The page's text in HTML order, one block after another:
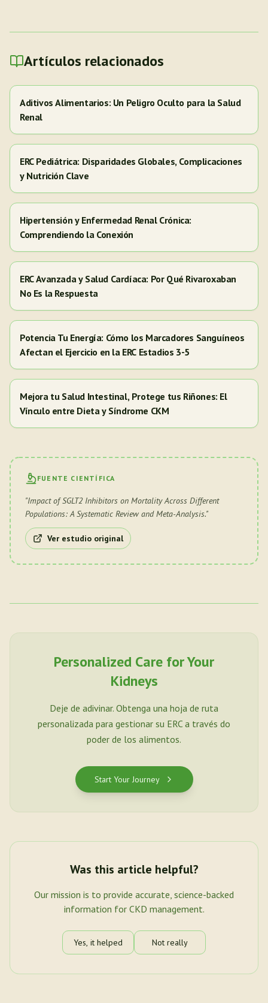
Artículos relacionados
Aditivos Alimentarios: Un Peligro Oculto para la Salud
Renal
ERC Pediátrica: Disparidades Globales, Complicaciones
y Nutrición Clave
Hipertensión y Enfermedad Renal Crónica:
Comprendiendo la Conexión
ERC Avanzada y Salud Cardíaca: Por Qué Rivaroxaban
No Es la Respuesta
Potencia Tu Energía: Cómo los Marcadores Sanguíneos
Afectan el Ejercicio en la ERC Estadios 3-5
Mejora tu Salud Intestinal, Protege tus Riñones: El
Vínculo entre Dieta y Síndrome CKM
FUENTE CIENTÍFICA
"Impact of SGLT2 Inhibitors on Mortality Across Different
Populations: A Systematic Review and Meta-Analysis."
Ver estudio original
Personalized Care for Your
Kidneys
Deje de adivinar. Obtenga una hoja de ruta
personalizada para gestionar su ERC a través do
poder de los alimentos.
Start Your Journey
Was this article helpful?
Our mission is to provide accurate, science-backed
information for CKD management.
Yes, it helped Not really